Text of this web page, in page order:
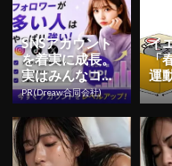
SNSアカウント
を着実に成長。
実はみんなココ
使ってます。
PR(Dreaw合同会社)
イ
「
運
ペ
催
...